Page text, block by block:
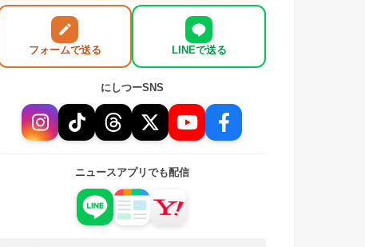
フォームで送る LINEで送る
にしつーSNS
ニュースアプリでも配信